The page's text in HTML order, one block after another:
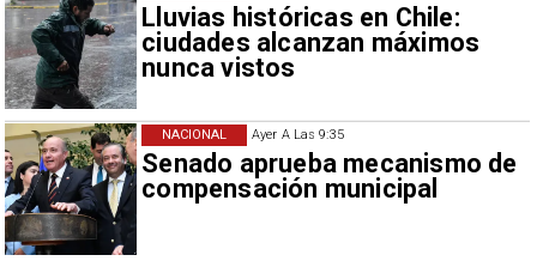
Lluvias históricas en Chile:
ciudades alcanzan máximos
nunca vistos
Ayer A Las 9:35
Senado aprueba mecanismo de
compensación municipal
NACIONAL